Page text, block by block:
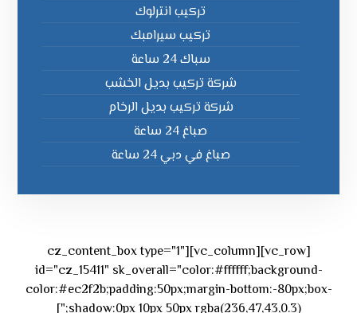
تركيب انترلوك
تركيب سيرامبك
سباك 24 ساعة
شركة تركيب بديل الخشب
شركة تركيب بديل الرخام
صباغ 24 ساعة
صباغ في دبي 24 ساعة
[vc_row][vc_column][cz_content_box type="1"
id="cz_15411" sk_overall="color:#ffffff;background-
color:#ec2f2b;padding:50px;margin-bottom:-80px;box-